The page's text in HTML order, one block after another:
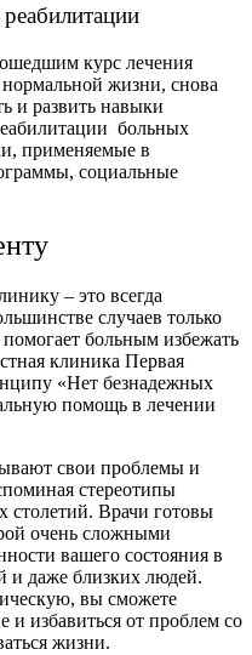
курс лечения
жизни, снова
и развить навыки
больных
применяемые в
социальные
– это всегда
случаев только
больным избежать
клиника Первая
«Нет безнадежных
помощь в лечении
свои проблемы и
стереотипы
столетий. Врачи готовы
очень сложными
вашего состояния в
и даже близких людей.
вы сможете
и избавиться от проблем со
жизни.